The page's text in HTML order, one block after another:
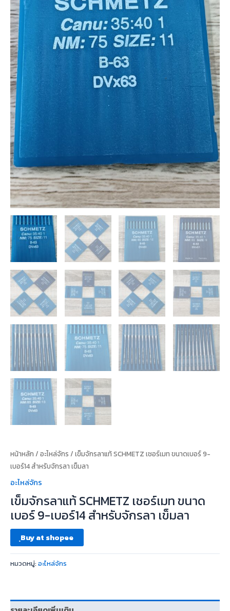
หน้าหลัก / อะไหล่จักร / เข็มจักรลาแท้ SCHMETZ เชอร์เมท ขนาดเบอร์ 9-
เบอร์14 สำหรับจักรลา เข็มลา
อะไหล่จักร
เข็มจักรลาแท้ SCHMETZ เชอร์เมท ขนาด
เบอร์ 9-เบอร์14 สำหรับจักรลา เข็มลา
ฺBuy at shopee
หมวดหมู่:อะไหล่จักร